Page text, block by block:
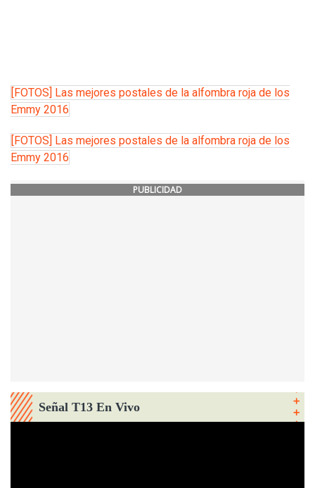
[FOTOS] Las mejores postales de la alfombra roja de los
Emmy 2016
[FOTOS] Las mejores postales de la alfombra roja de los
Emmy 2016
PUBLICIDAD
Señal T13 En Vivo